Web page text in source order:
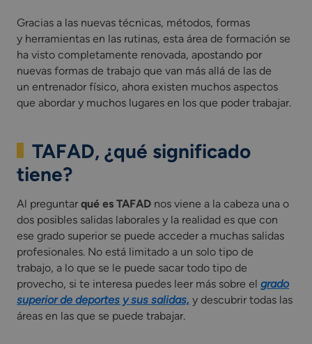
Gracias a las nuevas técnicas, métodos, formas
y herramientas en las rutinas, esta área de formación se
ha visto completamente renovada, apostando por
nuevas formas de trabajo que van más allá de las de
un entrenador físico, ahora existen muchos aspectos
que abordar y muchos lugares en los que poder trabajar.
TAFAD, ¿qué significado
tiene?
Al preguntar qué es TAFAD nos viene a la cabeza una o
dos posibles salidas laborales y la realidad es que con
ese grado superior se puede acceder a muchas salidas
profesionales. No está limitado a un solo tipo de
trabajo, a lo que se le puede sacar todo tipo de
provecho, si te interesa puedes leer más sobre el grado
superior de deportes y sus salidas, y descubrir todas las
áreas en las que se puede trabajar.